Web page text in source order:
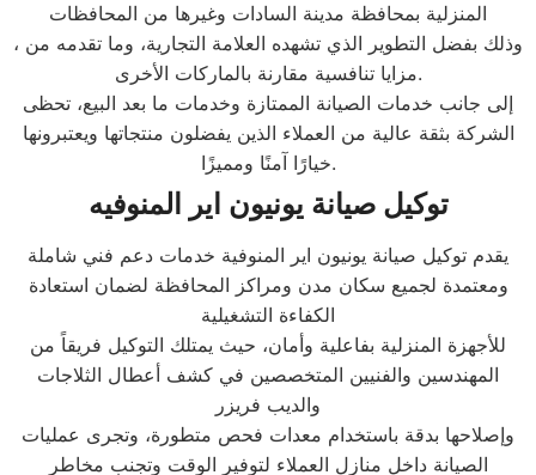
المنزلية بمحافظة مدينة السادات وغيرها من المحافظات
، وذلك بفضل التطوير الذي تشهده العلامة التجارية، وما تقدمه من
مزايا تنافسية مقارنة بالماركات الأخرى.
إلى جانب خدمات الصيانة الممتازة وخدمات ما بعد البيع، تحظى
الشركة بثقة عالية من العملاء الذين يفضلون منتجاتها ويعتبرونها
خيارًا آمنًا ومميزًا.
توكيل صيانة يونيون اير المنوفيه
يقدم توكيل صيانة يونيون اير المنوفية خدمات دعم فني شاملة
ومعتمدة لجميع سكان مدن ومراكز المحافظة لضمان استعادة
الكفاءة التشغيلية
للأجهزة المنزلية بفاعلية وأمان، حيث يمتلك التوكيل فريقاً من
المهندسين والفنيين المتخصصين في كشف أعطال الثلاجات
والديب فريزر
وإصلاحها بدقة باستخدام معدات فحص متطورة، وتجرى عمليات
الصيانة داخل منازل العملاء لتوفير الوقت وتجنب مخاطر